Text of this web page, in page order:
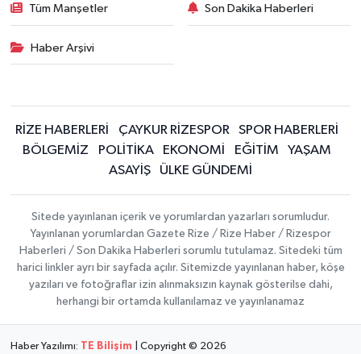
Tüm Manşetler Son Dakika Haberleri
Haber Arşivi
RİZE HABERLERİ ÇAYKUR RİZESPOR
SPOR HABERLERİ
BÖLGEMİZ
POLİTİKA EKONOMİ EĞİTİM
YAŞAM
ASAYİŞ
ÜLKE GÜNDEMİ
Sitede yayınlanan içerik ve yorumlardan yazarları sorumludur.
Yayınlanan yorumlardan Gazete Rize / Rize Haber / Rizespor
Haberleri / Son Dakika Haberleri sorumlu tutulamaz. Sitedeki tüm
harici linkler ayrı bir sayfada açılır. Sitemizde yayınlanan haber, köşe
yazıları ve fotoğraflar izin alınmaksızın kaynak gösterilse dahi,
herhangi bir ortamda kullanılamaz ve yayınlanamaz
Haber Yazılımı: TE Bilişim | Copyright © 2026